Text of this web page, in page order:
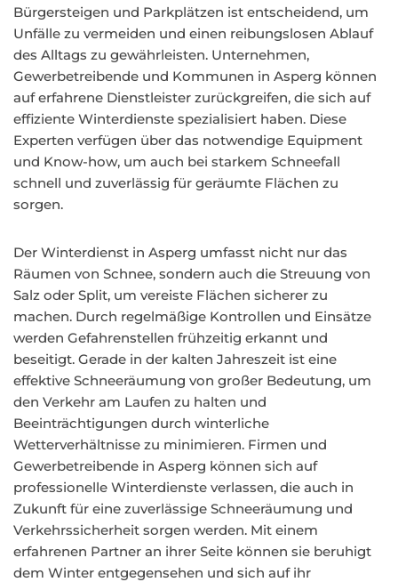
Bürgersteigen und Parkplätzen ist entscheidend, um
Unfälle zu vermeiden und einen reibungslosen Ablauf
des Alltags zu gewährleisten. Unternehmen,
Gewerbetreibende und Kommunen in Asperg können
auf erfahrene Dienstleister zurückgreifen, die sich auf
effiziente Winterdienste spezialisiert haben. Diese
Experten verfügen über das notwendige Equipment
und Know-how, um auch bei starkem Schneefall
schnell und zuverlässig für geräumte Flächen zu
sorgen.
Der Winterdienst in Asperg umfasst nicht nur das
Räumen von Schnee, sondern auch die Streuung von
Salz oder Split, um vereiste Flächen sicherer zu
machen. Durch regelmäßige Kontrollen und Einsätze
werden Gefahrenstellen frühzeitig erkannt und
beseitigt. Gerade in der kalten Jahreszeit ist eine
effektive Schneeräumung von großer Bedeutung, um
den Verkehr am Laufen zu halten und
Beeinträchtigungen durch winterliche
Wetterverhältnisse zu minimieren. Firmen und
Gewerbetreibende in Asperg können sich auf
professionelle Winterdienste verlassen, die auch in
Zukunft für eine zuverlässige Schneeräumung und
Verkehrssicherheit sorgen werden. Mit einem
erfahrenen Partner an ihrer Seite können sie beruhigt
dem Winter entgegensehen und sich auf ihr